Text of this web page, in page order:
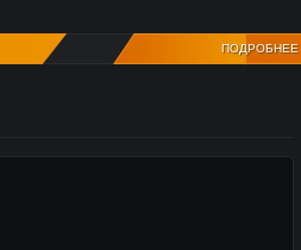
ПОДРОБНЕЕ